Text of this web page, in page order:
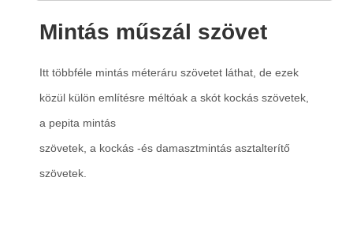
Mintás műszál szövet
Itt többféle mintás méteráru szövetet láthat, de ezek
közül külön említésre méltóak a skót kockás szövetek,
a pepita mintás
szövetek, a kockás -és damasztmintás asztalterítő
szövetek.